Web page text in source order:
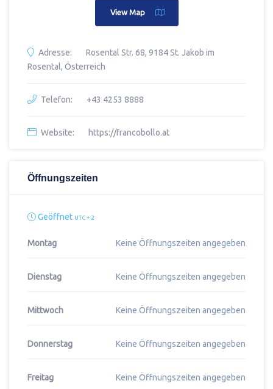
View Map
Adresse:
Rosental Str. 68, 9184 St. Jakob im
Rosental, Österreich
Telefon: +43 4253 8888
Website: https://francobollo.at
Öffnungszeiten
Geöffnet UTC + 2
Montag Keine Öffnungszeiten angegeben
Dienstag Keine Öffnungszeiten angegeben
Mittwoch Keine Öffnungszeiten angegeben
Donnerstag Keine Öffnungszeiten angegeben
Freitag Keine Öffnungszeiten angegeben